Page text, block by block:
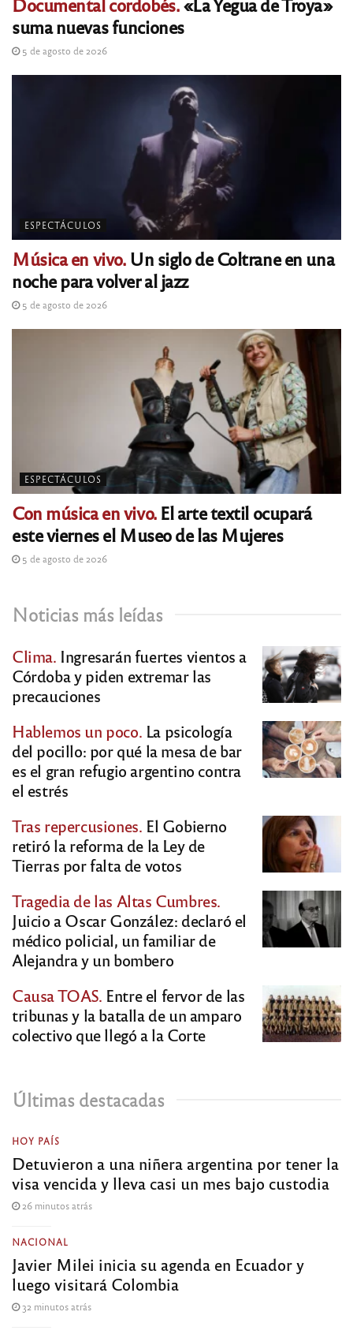
suma nuevas funciones
5 de agosto de 2026
ESPECTÁCULOS
Música en vivo.Un siglo de Coltrane en una
noche para volver al jazz
5 de agosto de 2026
ESPECTÁCULOS
Con música en vivo.El arte textil ocupará
este viernes el Museo de las Mujeres
5 de agosto de 2026
Noticias más leídas
Clima. Ingresarán fuertes vientos a
Córdoba y piden extremar las
precauciones
Hablemos un poco. La psicología
del pocillo: por qué la mesa de bar
es el gran refugio argentino contra
el estrés
Tras repercusiones. El Gobierno
retiró la reforma de la Ley de
Tierras por falta de votos
Tragedia de las Altas Cumbres.
Juicio a Oscar González: declaró el
médico policial, un familiar de
Alejandra y un bombero
Causa TOAS. Entre el fervor de las
tribunas y la batalla de un amparo
colectivo que llegó a la Corte
Últimas destacadas
HOY PAÍS
Detuvieron a una niñera argentina por tener la
visa vencida y lleva casi un mes bajo custodia
26 minutos atrás
NACIONAL
Javier Milei inicia su agenda en Ecuador y
luego visitará Colombia
32 minutos atrás